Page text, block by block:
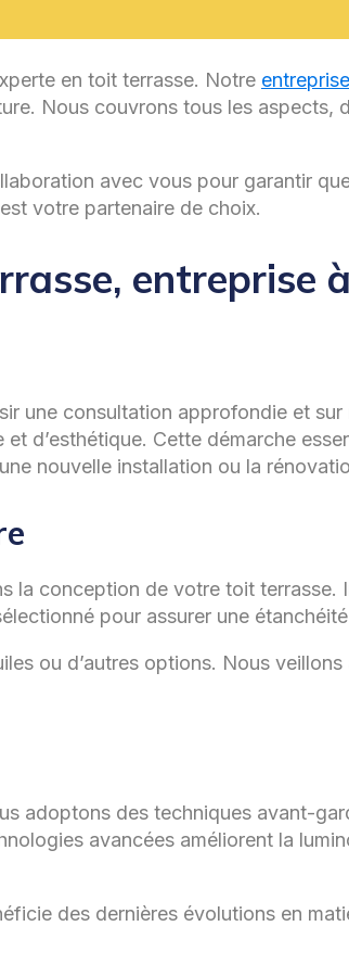
en toit terrasse. Notre
Nous couvrons tous les aspects,
avec vous pour garantir
votre partenaire de choix.
entreprise
une consultation approfondie et
d’esthétique. Cette démarche
nouvelle installation ou la
la conception de votre toit
pour assurer une
ou d’autres options. Nous
adoptons des techniques avant-
avancées améliorent la
des dernières évolutions en